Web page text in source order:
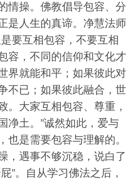
情操。佛教倡导包容、分
是人生的真谛。净慧法师
要互相包容，不要互相
容，不同的信仰和文化才
界就能和平；如果彼此对
不已；如果彼此融合，世
。大家互相包容、尊重，
净土。”诚然如此，爱与
也是需要包容与理解的。
，遇事不够沉稳，说白了
”。自从学习佛法之后，